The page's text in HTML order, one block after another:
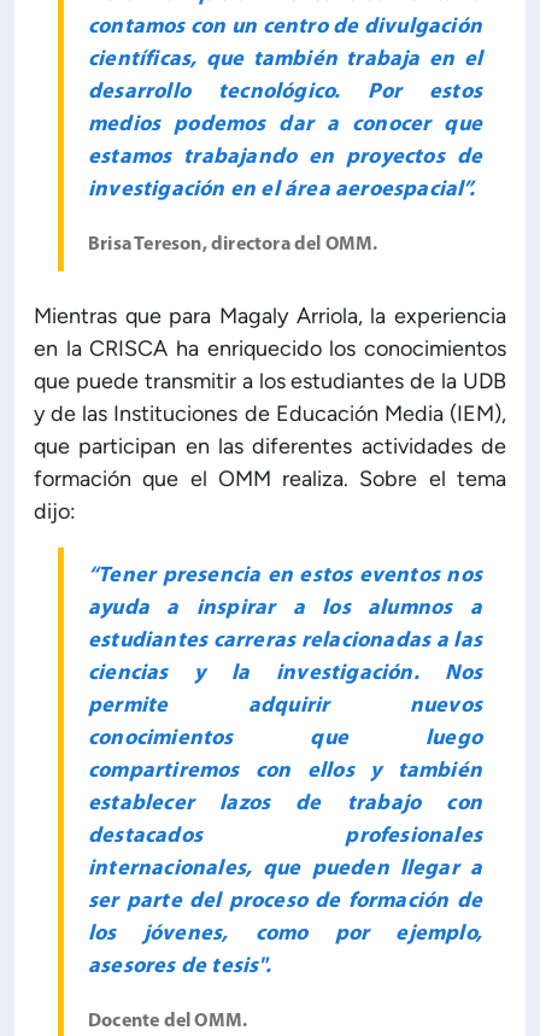
contamos con un centro de divulgación
científicas, que también trabaja en el
desarrollo tecnológico. Por estos
medios podemos dar a conocer que
estamos trabajando en proyectos de
investigación en el área aeroespacial”.
Brisa Tereson, directora del OMM.
Mientras que para Magaly Arriola, la experiencia
en la CRISCA ha enriquecido los conocimientos
que puede transmitir a los estudiantes de la UDB
y de las Instituciones de Educación Media (IEM),
que participan en las diferentes actividades de
formación que el OMM realiza. Sobre el tema
dijo:
“Tener presencia en estos eventos nos
ayuda a inspirar a los alumnos a
estudiantes carreras relacionadas a las
ciencias y la investigación. Nos
permite adquirir nuevos
conocimientos que luego
compartiremos con ellos y también
establecer lazos de trabajo con
destacados profesionales
internacionales, que pueden llegar a
ser parte del proceso de formación de
los jóvenes, como por ejemplo,
asesores de tesis".
Docente del OMM.